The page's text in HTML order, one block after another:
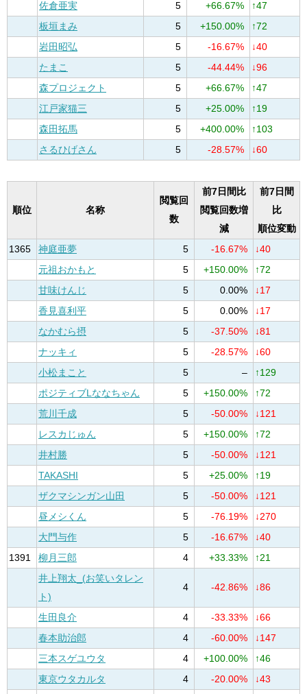
佐倉亜実
5 +66.67%
↑47
板垣まみ
5 +150.00%
↑72
岩田昭弘
5 -16.67%
↓40
たまこ
5 -44.44%
↓96
森プロジェクト
5 +66.67%
↑47
江戸家猫三
5 +25.00%
↑19
森田拓馬
5 +400.00%
↑103
さるひげさん
5 -28.57% ↓60
順位 名称
閲覧回
数
前7日間比
閲覧回数増
減
前7日間
比
順位変動
1365
神庭亜夢 5 -16.67%
↓40
元祖おかもと
5 +150.00%
↑72
甘味けんじ
5 0.00%
↓17
香見喜利平
5 0.00%
↓17
なかむら摂
5 -37.50%
↓81
ナッキィ
5 -28.57%
↓60
小松まこと
5 –
↑129
ポジティブLななちゃん
5 +150.00%
↑72
荒川千成
5 -50.00%
↓121
レスカじゅん
5 +150.00%
↑72
井村勝
5 -50.00%
↓121
TAKASHI
5 +25.00%
↑19
ザクマシンガン山田
5 -50.00%
↓121
昼メシくん
5 -76.19%
↓270
大門与作
5 -16.67%
↓40
1391
柳月三郎 4 +33.33%
↑21
井上翔太_(お笑いタレン
ト)
4 -42.86% ↓86
生田良介 4 -33.33%
↓66
春本助治郎
4 -60.00%
↓147
三本スゲユウタ
4 +100.00%
↑46
東京ウタカルタ
4 -20.00%
↓43